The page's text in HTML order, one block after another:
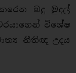
බදු මුදල්
විශේෂ
නීතිඥ උදය